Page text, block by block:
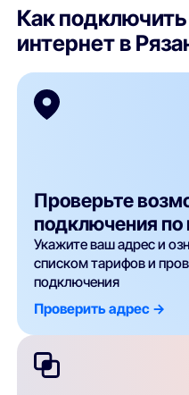
Как
интернет в
Проверьте
подключения
Укажите ваш адрес и
списком тарифов и
подключения
Проверить адрес ->